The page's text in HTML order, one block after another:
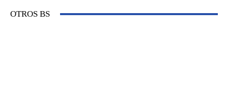
OTROS BS